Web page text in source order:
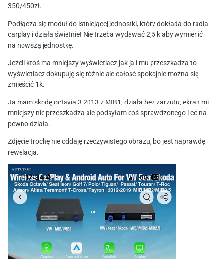
350/450zł.
Podłącza się moduł do istniejącej jednostki, który dokłada do radia
carplay i działa świetnie! Nie trzeba wydawać 2,5 k aby wymienić
na nowszą jednostkę.
Jeżeli ktoś ma mniejszy wyświetlacz jak ja i mu przeszkadza to
wyświetlacz dokupuję się różnie ale całość spokojnie można się
zmieścić 1k.
Ja mam skodę octavia 3 2013 z MIB1, działa bez zarzutu, ekran mi
mniejszy nie przeszkadza ale podsyłam coś sprawdzonego i co na
pewno działa.
Zdjęcie trochę nie oddaję rzeczywistego obrazu, bo jest naprawdę
rewelacja.